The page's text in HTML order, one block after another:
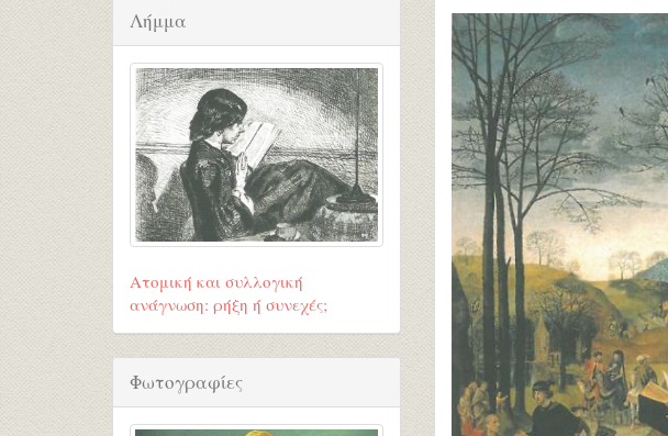
Λήμμα
Ατομική και συλλογική
ανάγνωση: ρήξη ή συνεχές;
Φωτογραφίες